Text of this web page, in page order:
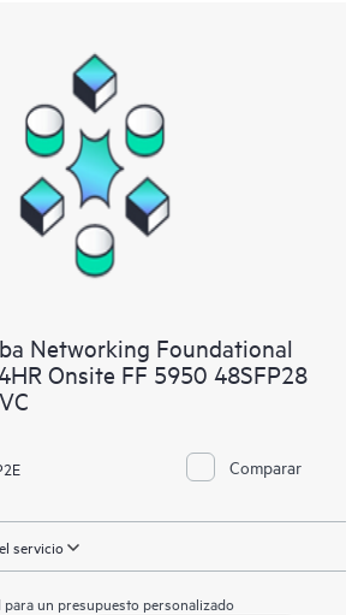
Networking Foundational
Onsite FF 5950 48SFP28
Comparar
servicio
un presupuesto personalizado